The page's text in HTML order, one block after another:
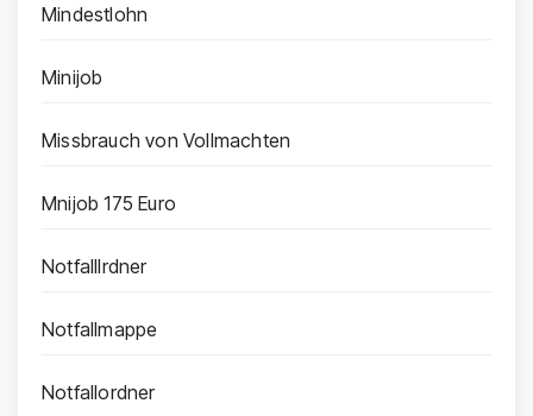
Mindestlohn
Minijob
Missbrauch von Vollmachten
Mnijob 175 Euro
Notfalllrdner
Notfallmappe
Notfallordner